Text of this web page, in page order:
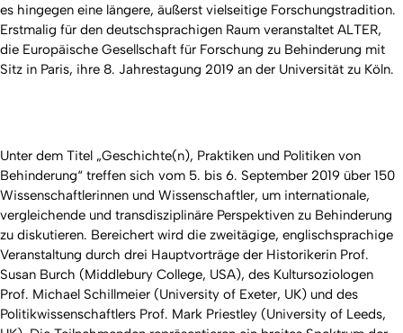
es hingegen eine längere, äußerst vielseitige Forschungstradition.
Erstmalig für den deutschsprachigen Raum veranstaltet ALTER,
die Europäische Gesellschaft für Forschung zu Behinderung mit
Sitz in Paris, ihre 8. Jahrestagung 2019 an der Universität zu Köln.
Unter dem Titel „Geschichte(n), Praktiken und Politiken von
Behinderung“ treffen sich vom 5. bis 6. September 2019 über 150
Wissenschaftlerinnen und Wissenschaftler, um internationale,
vergleichende und transdisziplinäre Perspektiven zu Behinderung
zu diskutieren. Bereichert wird die zweitägige, englischsprachige
Veranstaltung durch drei Hauptvorträge der Historikerin Prof.
Susan Burch (Middlebury College, USA), des Kultursoziologen
Prof. Michael Schillmeier (University of Exeter, UK) und des
Politikwissenschaftlers Prof. Mark Priestley (University of Leeds,